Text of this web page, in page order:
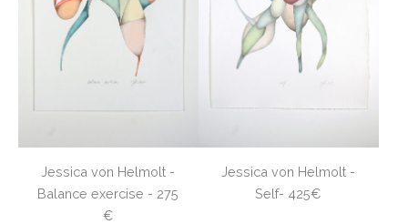
Jessica von Helmolt -
Balance exercise - 275
€
Jessica von Helmolt -
Self- 425€